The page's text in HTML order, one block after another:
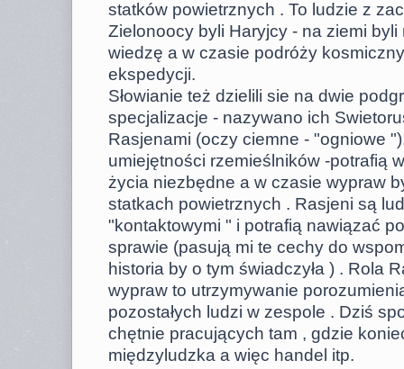
statków powietrznych . To ludzie z
Zielonoocy byli Haryjcy - na ziemi
wiedzę a w czasie podróży
ekspedycji.
Słowianie też dzielili sie na dwie
specjalizacje - nazywano ich
Rasjenami (oczy ciemne - "ogniowe
umiejętności rzemieślników -potrafią
życia niezbędne a w czasie wypraw
statkach powietrznych . Rasjeni są
"kontaktowymi " i potrafią nawiązać
sprawie (pasują mi te cechy do
historia by o tym świadczyła ) . Rola
wypraw to utrzymywanie
pozostałych ludzi w zespole . Dziś
chętnie pracujących tam , gdzie
międzyludzka a więc handel itp.